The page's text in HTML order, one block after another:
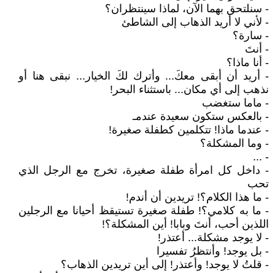
- سنلتحق بهما الآن، لماذا سينتظران؟
- لأني لا أريد الذهاب إلى الشاطئ
- سارة؟
- أنتَ
- أنا ماذا؟
- أريد أن أبقى معكَ... وأترك لكَ الخيار... نبقى هنا أو
نذهب إلى أي مكان... باستثناء البحر!
- ماما ستغضب
- بالعكس ستكون سعيدة عندمـ
- عندما ماذا! تتكلمين كطفلة صغيرة!
- وما المشكلة؟
- ...
- داخل كل امرأة طفلة صغيرة، تخرج مع الرجل الذي
تحب
- ما هذا الكلام؟! تريدين أن أندم!
- ما به كلامي؟! طفلة صغيرة تستيقظ أحيانا مع الرجلين
اللذين أحب، أنتَ وبابا! أين المشكلة؟!
- لا يوجد مشكلة... أعتذر!
- بل يوجد! وأنتظرُ تفسيرا
- قلتُ لا يوجد! وأعتذر! إلى أين تريدين الذهاب؟